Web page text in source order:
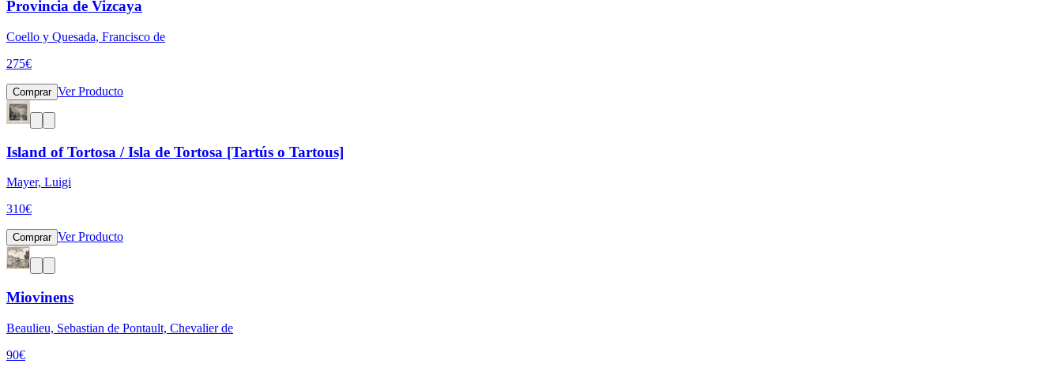
Provincia de Vizcaya
Coello y Quesada, Francisco de
275€
Comprar Ver Producto
Island of Tortosa / Isla de Tortosa [Tartús o Tartous]
Mayer, Luigi
310€
Comprar Ver Producto
Miovinens
Beaulieu, Sebastian de Pontault, Chevalier de
90€